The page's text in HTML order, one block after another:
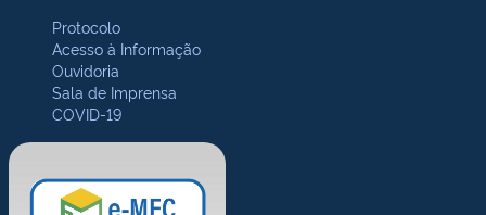
Protocolo
Acesso à Informação
Ouvidoria
Sala de Imprensa
COVID-19